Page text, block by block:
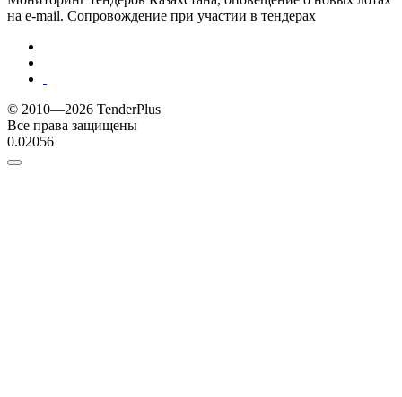
на e-mail. Сопровождение при участии в тендерах
© 2010—2026 TenderPlus
Все права защищены
0.02056